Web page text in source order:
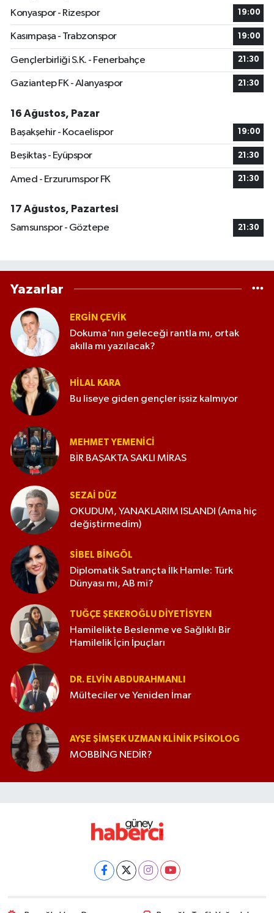
Konyaspor - Rizespor
19:00
Kasımpaşa - Trabzonspor 19:00
Gençlerbirliği S.K. - Fenerbahçe 21:30
Gaziantep FK - Alanyaspor 21:30
16 Ağustos, Pazar
Başakşehir - Kocaelispor
19:00
Beşiktaş - Eyüpspor 21:30
Amed - Erzurumspor FK 21:30
17 Ağustos, Pazartesi
Samsunspor - Göztepe
21:30
Yazarlar
ERGIN ÇEVİK
Dokuma'nın geleceği rantla mı, ortak
akılla mı yazılacak?
HILAL KARA
Bu liseye giden gençler işsiz kalmıyor
MEHMET YEMENICI
BİR BAŞAKTA SAKLI MİRAS
SEZAI DÜZ
OKUDUM, YANAKLARIM ISLANDI (Ama hiç
değiştirmedim)
SIBEL BINGÖL
Diplomatik Satrançta İlk Hamle: Türk
Dünyası mı, AB mi?
TUĞÇE ŞEKEROĞLU DIYETISYEN
Hamilelikte Beslenme ve Sağlıklı Bir
Hamilelik İçin İpuçları
DR. ELVIN ABDURAHMANLI
Mülteciler ve Yeniden İmar
AYŞE ŞIMŞEK UZMAN KLINIK PSIKOLOG
MOBBİNG NEDİR?